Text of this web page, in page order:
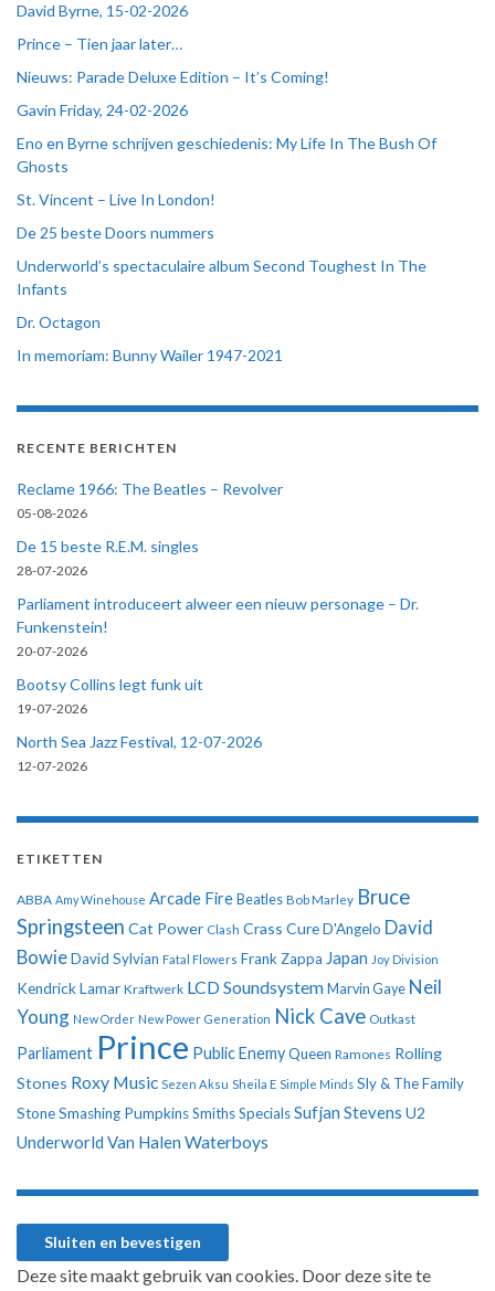
David Byrne, 15-02-2026
Prince – Tien jaar later…
Nieuws: Parade Deluxe Edition – It’s Coming!
Gavin Friday, 24-02-2026
Eno en Byrne schrijven geschiedenis: My Life In The Bush Of
Ghosts
St. Vincent – Live In London!
De 25 beste Doors nummers
Underworld’s spectaculaire album Second Toughest In The
Infants
Dr. Octagon
In memoriam: Bunny Wailer 1947-2021
RECENTE BERICHTEN
Reclame 1966: The Beatles – Revolver
05-08-2026
De 15 beste R.E.M. singles
28-07-2026
Parliament introduceert alweer een nieuw personage – Dr.
Funkenstein!
20-07-2026
Bootsy Collins legt funk uit
19-07-2026
North Sea Jazz Festival, 12-07-2026
12-07-2026
ETIKETTEN
ABBA Amy Winehouse Arcade Fire Beatles Bob Marley Bruce
Springsteen Cat Power Clash Crass CureD'Angelo David
BowieDavid Sylvian Fatal Flowers Frank Zappa Japan Joy Division
Kendrick Lamar Kraftwerk LCD Soundsystem Marvin Gaye Neil
Young New Order New Power Generation Nick Cave Outkast
Parliament Prince Public EnemyQueen Ramones Rolling
Stones Roxy Music Sezen Aksu Sheila E Simple Minds Sly & The Family
StoneSmashing PumpkinsSmithsSpecialsSufjan Stevens U2
Underworld Van Halen Waterboys
Deze site maakt gebruik van cookies. Door deze site te